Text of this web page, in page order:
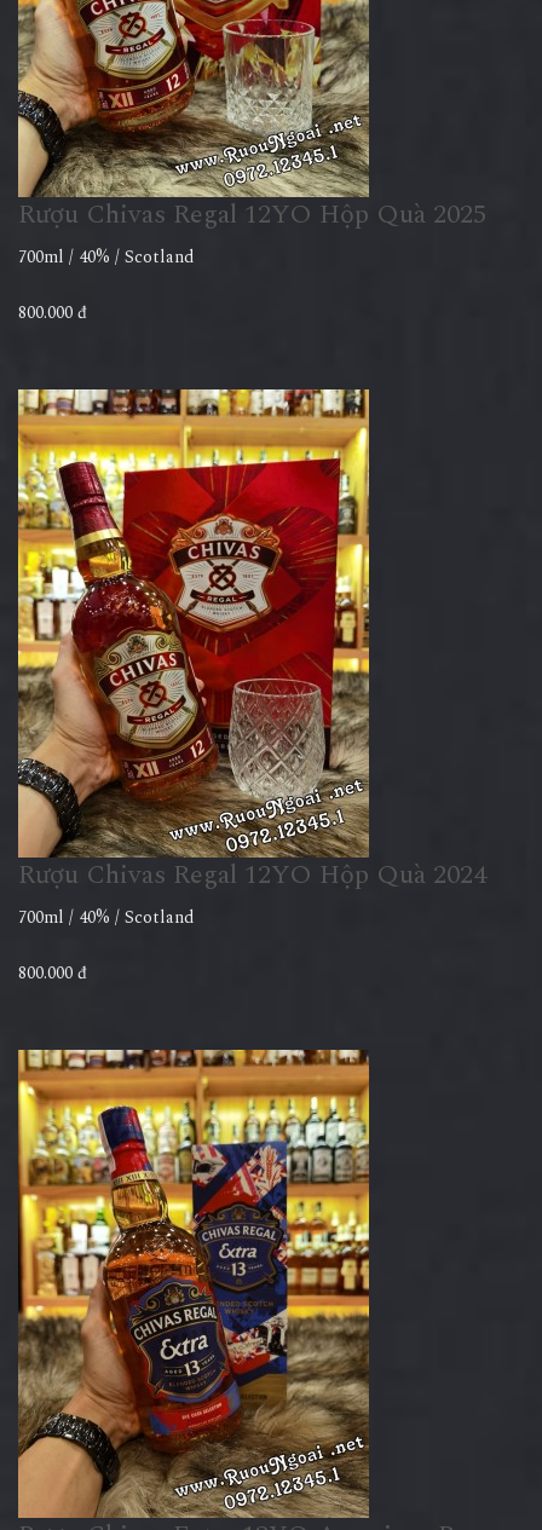
Rượu Chivas Regal 12YO Hộp Quà 2025
700ml / 40% / Scotland
800.000 đ
Rượu Chivas Regal 12YO Hộp Quà 2024
700ml / 40% / Scotland
800.000 đ